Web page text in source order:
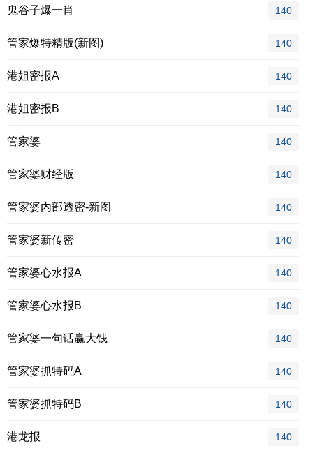
鬼谷子爆一肖 140
管家爆特精版(新图) 140
港姐密报A 140
港姐密报B 140
管家婆 140
管家婆财经版 140
管家婆内部透密-新图 140
管家婆新传密 140
管家婆心水报A 140
管家婆心水报B 140
管家婆一句话赢大钱 140
管家婆抓特码A 140
管家婆抓特码B 140
港龙报 140